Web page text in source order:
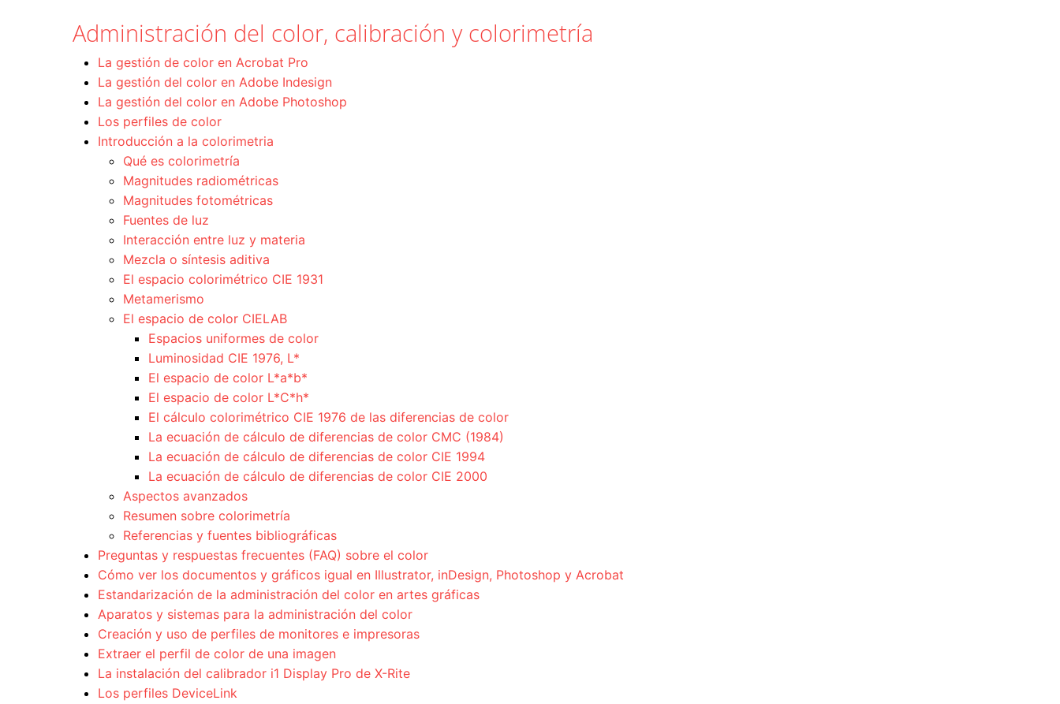
Administración del color, calibración y colorimetría
La gestión de color en Acrobat Pro
La gestión del color en Adobe Indesign
La gestión del color en Adobe Photoshop
Los perfiles de color
Introducción a la colorimetria
Qué es colorimetría
Magnitudes radiométricas
Magnitudes fotométricas
Fuentes de luz
Interacción entre luz y materia
Mezcla o síntesis aditiva
El espacio colorimétrico CIE 1931
Metamerismo
El espacio de color CIELAB
Espacios uniformes de color
Luminosidad CIE 1976, L*
El espacio de color L*a*b*
El espacio de color L*C*h*
El cálculo colorimétrico CIE 1976 de las diferencias de color
La ecuación de cálculo de diferencias de color CMC (1984)
La ecuación de cálculo de diferencias de color CIE 1994
La ecuación de cálculo de diferencias de color CIE 2000
Aspectos avanzados
Resumen sobre colorimetría
Referencias y fuentes bibliográficas
Preguntas y respuestas frecuentes (FAQ) sobre el color
Cómo ver los documentos y gráficos igual en Illustrator, inDesign, Photoshop y Acrobat
Estandarización de la administración del color en artes gráficas
Aparatos y sistemas para la administración del color
Creación y uso de perfiles de monitores e impresoras
Extraer el perfil de color de una imagen
La instalación del calibrador i1 Display Pro de X-Rite
Los perfiles DeviceLink